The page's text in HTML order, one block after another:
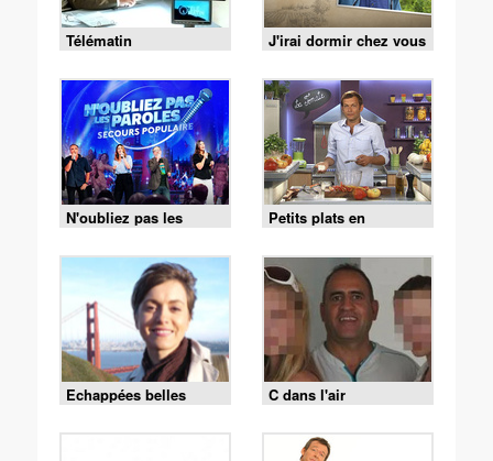
Télématin J'irai dormir chez vous
N'oubliez pas les
paroles
Petits plats en
équilibre
Echappées belles C dans l'air